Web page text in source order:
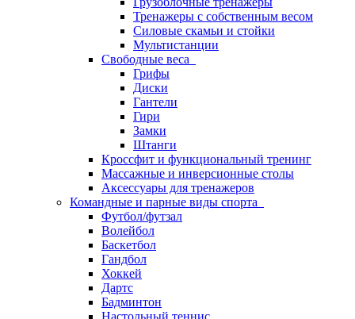
Тренажеры с собственным весом
Силовые скамьи и стойки
Мультистанции
Свободные веса
Грифы
Диски
Гантели
Гири
Замки
Штанги
Кроссфит и функциональный тренинг
Массажные и инверсионные столы
Аксессуары для тренажеров
Командные и парные виды спорта
Футбол/футзал
Волейбол
Баскетбол
Гандбол
Хоккей
Дартс
Бадминтон
Настольный теннис